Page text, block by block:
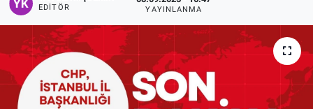
EDITÖR YAYINLANMA
Spor
Uşak Haberleri